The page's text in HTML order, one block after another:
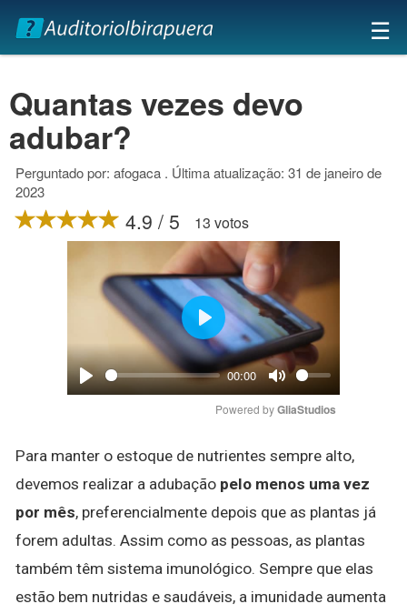
×
☰
Quantas vezes devo
adubar?
Perguntado por: afogaca . Última atualização: 31 de janeiro de
2023
4.9 / 5 13 votos
Play
00:00
Mute
Play
Powered by GliaStudios
Para manter o estoque de nutrientes sempre alto,
devemos realizar a adubação pelo menos uma vez
por mês, preferencialmente depois que as plantas já
forem adultas. Assim como as pessoas, as plantas
também têm sistema imunológico. Sempre que elas
estão bem nutridas e saudáveis, a imunidade aumenta